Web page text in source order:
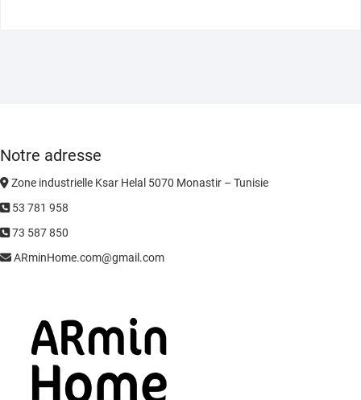
Notre adresse
Zone industrielle Ksar Helal 5070 Monastir – Tunisie
53 781 958
73 587 850
ARminHome.com@gmail.com